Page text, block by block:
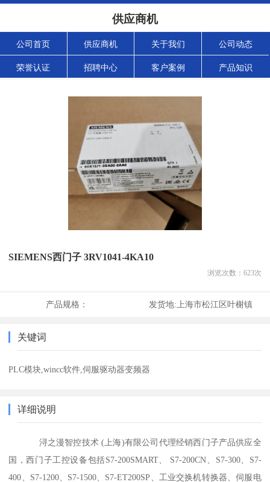
供应商机
公司首页 供应商机 关于我们 公司动态
荣誉认证 招聘中心 客户案例 产品知识
SIEMENS西门子 3RV1041-4KA10
浏览次数： 623次
产品规格： 发货地: 上海市松江区叶榭镇
关键词
PLC模块,wincc软件,伺服驱动器变频器
详细说明
浔之漫智控技术 (上海)有限公司代理经销西门子产品供应全
国，西门子工控设备包括S7-200SMART、 S7-200CN、S7-300、S7-
400、S7-1200、S7-1500、S7-ET200SP、工业交换机转换器、伺服电